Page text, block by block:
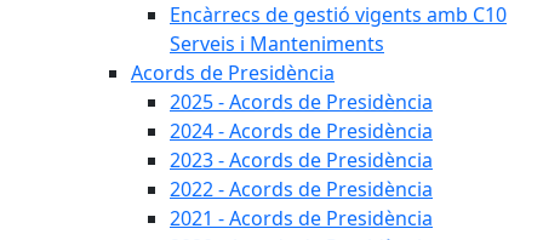
Encàrrecs de gestió vigents amb C10
Serveis i Manteniments
Acords de Presidència
2025 - Acords de Presidència
2024 - Acords de Presidència
2023 - Acords de Presidència
2022 - Acords de Presidència
2021 - Acords de Presidència